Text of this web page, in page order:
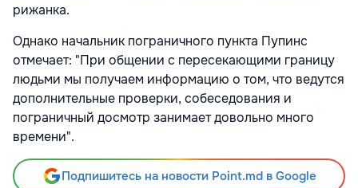
рижанка.
Однако начальник пограничного пункта Пупинс
отмечает: "При общении с пересекающими границу
людьми мы получаем информацию о том, что ведутся
дополнительные проверки, собеседования и
пограничный досмотр занимает довольно много
времени".
Подпишитесь на новости Point.md в Google